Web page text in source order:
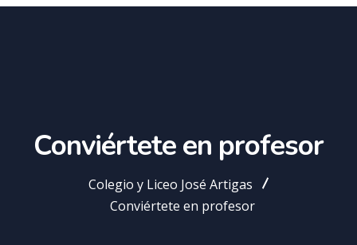
Conviértete en profesor
Colegio y Liceo José Artigas
Conviértete en profesor